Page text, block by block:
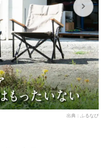
出典：ふるなび